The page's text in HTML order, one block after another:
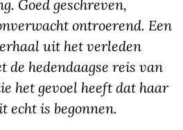
Goed geschreven,
ontroerend. Een
uit het verleden
de hedendaagse reis van
het gevoel heeft dat haar
echt is begonnen.